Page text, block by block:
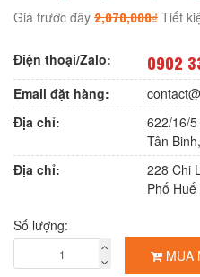
Giá trước đây 2,070,000₫ Tiết
Điện thoại/Zalo: 0902
Email đặt hàng:
Địa chỉ:
622/16/
Tân
Địa chỉ:
228 Chi
Phố Huế
Số lượng:
MUA